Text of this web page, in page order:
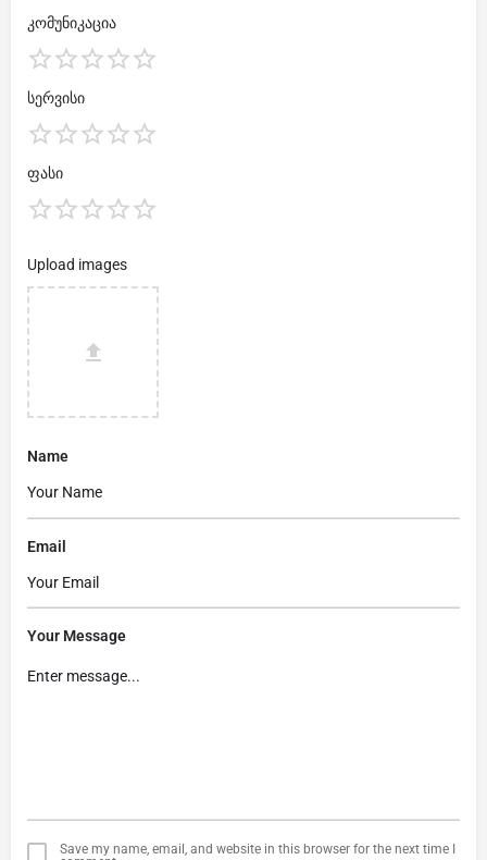
კომუნიკაცია
სერვისი
ფასი
Upload images
Name
Email
Your Message
Save my name, email, and website in this browser for the next time I